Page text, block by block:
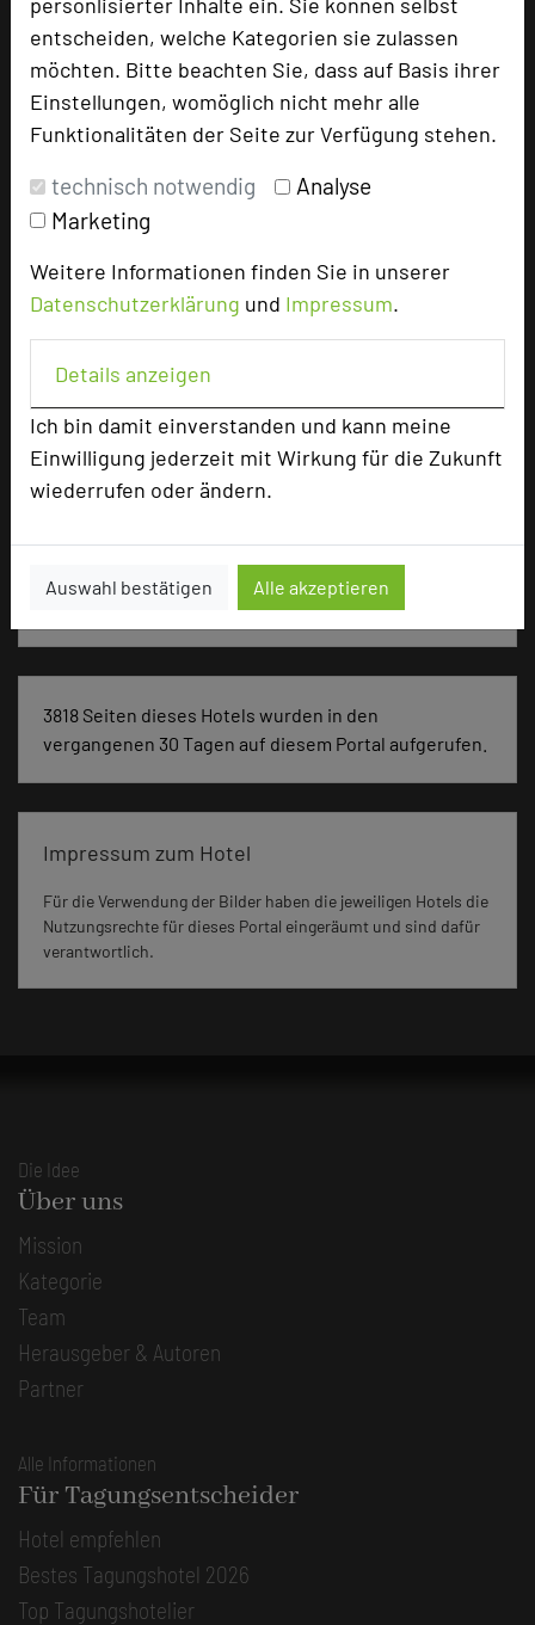
entscheiden, welche Kategorien sie zulassen
möchten. Bitte beachten Sie, dass auf Basis ihrer
Einstellungen, womöglich nicht mehr alle
Funktionalitäten der Seite zur Verfügung stehen.
technisch notwendig
Analyse
Marketing
Weitere Informationen finden Sie in unserer
Datenschutzerklärung und Impressum.
Details anzeigen
Ich bin damit einverstanden und kann meine
Einwilligung jederzeit mit Wirkung für die Zukunft
wiederrufen oder ändern.
Auswahl bestätigen Alle akzeptieren
Hotel bewerten
Hoteldaten
Max. Tagungskapazität (Personen)
U-Form
Reihenbestuhlung
Tagungsräume
Zimmer
75
Doppelzimmer
Seminar, Konferenz, Klausur, Event, Kreativprozesse
3818 Seiten dieses Hotels wurden in den
vergangenen 30 Tagen auf diesem Portal aufgerufen.
Impressum zum Hotel
Für die Verwendung der Bilder haben die jeweiligen Hotels die
Nutzungsrechte für dieses Portal eingeräumt und sind dafür
verantwortlich.
Die Idee
Über uns
Mission
Kategorie
Team
Herausgeber & Autoren
Partner
Alle Informationen
Für Tagungsentscheider
Hotel empfehlen
Bestes Tagungshotel 2026
Top Tagungshotelier